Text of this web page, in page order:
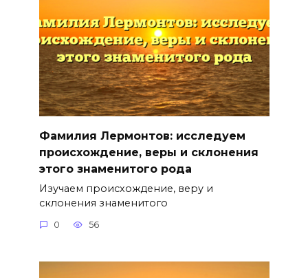
Фамилия Лермонтов: исследуем
происхождение, веры и склонения
этого знаменитого рода
Изучаем происхождение, веру и
склонения знаменитого
0 56